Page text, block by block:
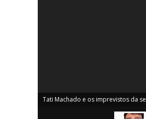
Tati Machado e os imprevistos da